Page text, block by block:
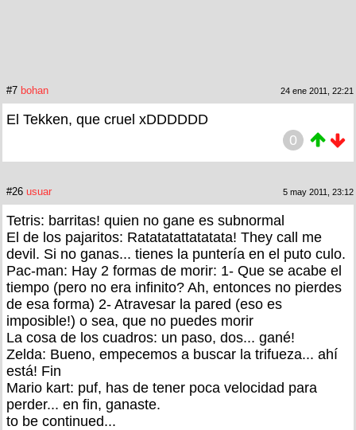
#7 bohan 24 ene 2011, 22:21
El Tekken, que cruel xDDDDDD
0
#26 usuar 5 may 2011, 23:12
Tetris: barritas! quien no gane es subnormal
El de los pajaritos: Ratatatattatatata! They call me
devil. Si no ganas... tienes la puntería en el puto culo.
Pac-man: Hay 2 formas de morir: 1- Que se acabe el
tiempo (pero no era infinito? Ah, entonces no pierdes
de esa forma) 2- Atravesar la pared (eso es
imposible!) o sea, que no puedes morir
La cosa de los cuadros: un paso, dos... gané!
Zelda: Bueno, empecemos a buscar la trifueza... ahí
está! Fin
Mario kart: puf, has de tener poca velocidad para
perder... en fin, ganaste.
to be continued...